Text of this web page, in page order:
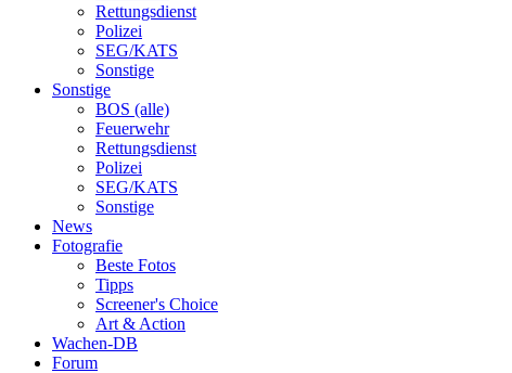
Rettungsdienst
Polizei
SEG/KATS
Sonstige
Sonstige
BOS (alle)
Feuerwehr
Rettungsdienst
Polizei
SEG/KATS
Sonstige
News
Fotografie
Beste Fotos
Tipps
Screener's Choice
Art & Action
Wachen-DB
Forum